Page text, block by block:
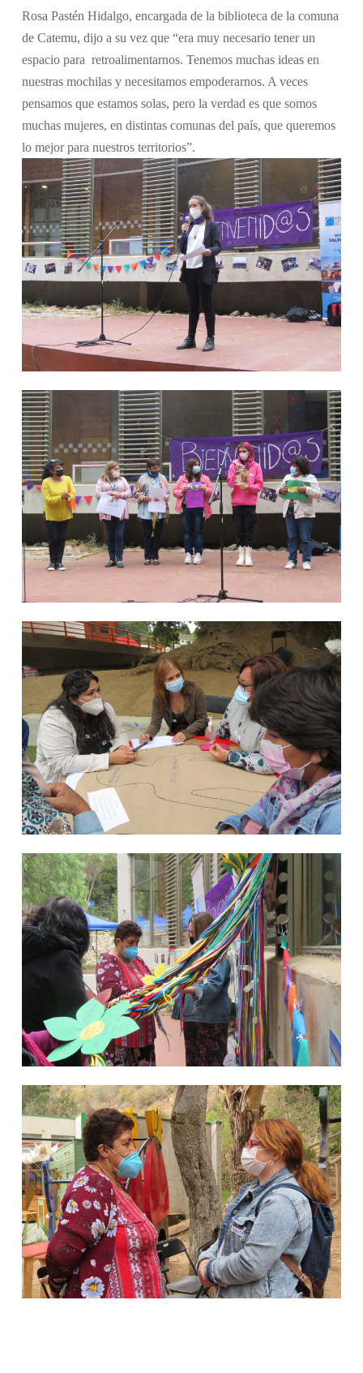
Rosa Pastén Hidalgo, encargada de la biblioteca de la comuna
de Catemu, dijo a su vez que “era muy necesario tener un
espacio para retroalimentarnos. Tenemos muchas ideas en
nuestras mochilas y necesitamos empoderarnos. A veces
pensamos que estamos solas, pero la verdad es que somos
muchas mujeres, en distintas comunas del país, que queremos
lo mejor para nuestros territorios”.